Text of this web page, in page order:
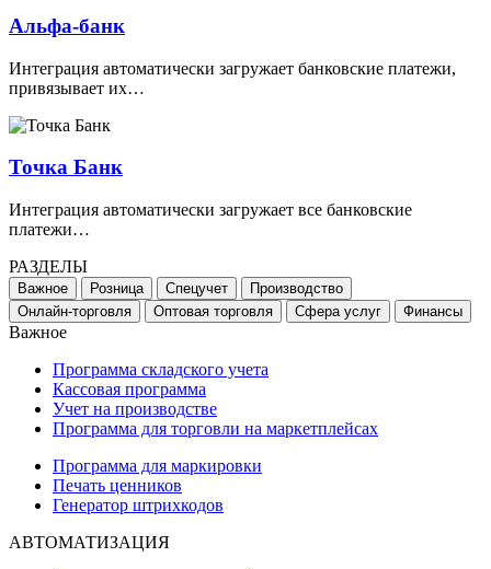
Альфа-банк
Интеграция автоматически загружает банковские платежи,
привязывает их…
Точка Банк
Интеграция автоматически загружает все банковские
платежи…
РАЗДЕЛЫ
Важное Розница Спецучет
Производство
Онлайн-торговля
Оптовая торговля Сфера услуг Финансы
Важное
Программа складского учета
Кассовая программа
Учет на производстве
Программа для торговли на маркетплейсах
Программа для маркировки
Печать ценников
Генератор штрихкодов
АВТОМАТИЗАЦИЯ